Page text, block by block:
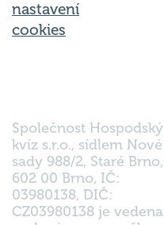
nastavení
cookies
Společnost Hospodský
kvíz s.r.o., sídlem Nové
sady 988/2, Staré Brno,
602 00 Brno, IČ:
03980138, DIČ:
CZ03980138 je vedena